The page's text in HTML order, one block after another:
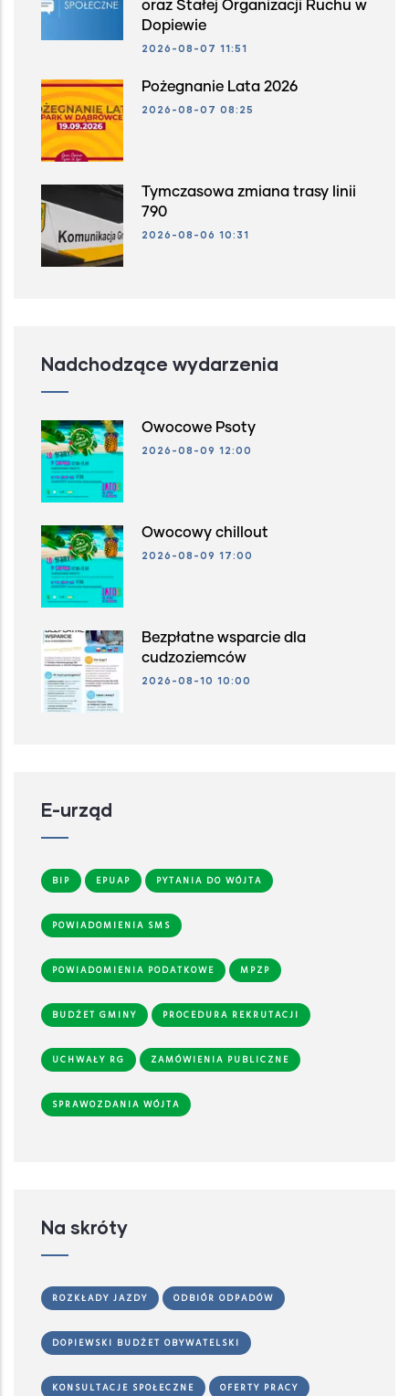
oraz Stałej Organizacji Ruchu w
Dopiewie
2026-08-07 11:51
Pożegnanie Lata 2026
2026-08-07 08:25
Tymczasowa zmiana trasy linii
790
2026-08-06 10:31
Nadchodzące wydarzenia
Owocowe Psoty
2026-08-09 12:00
Owocowy chillout
2026-08-09 17:00
Bezpłatne wsparcie dla
cudzoziemców
2026-08-10 10:00
E-urząd
BIP EPUAP PYTANIA DO WÓJTA
POWIADOMIENIA SMS
POWIADOMIENIA PODATKOWE MPZP
BUDŻET GMINY PROCEDURA REKRUTACJI
UCHWAŁY RG ZAMÓWIENIA PUBLICZNE
SPRAWOZDANIA WÓJTA
Na skróty
ROZKŁADY JAZDY ODBIÓR ODPADÓW
DOPIEWSKI BUDŻET OBYWATELSKI
KONSULTACJE SPOŁECZNE OFERTY PRACY